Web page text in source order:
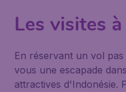
Les visites
En réservant un vol
vous une escapade
attractives d'Indonésie.